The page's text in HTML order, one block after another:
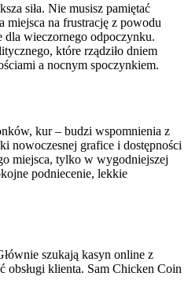
siła. Nie musisz pamiętać
miejsca na frustrację z powodu
dla wieczornego odpoczynku.
które rządziło dniem
a nocnym spoczynkiem.
kur – budzi wspomnienia z
nowoczesnej grafice i dostępności
miejsca, tylko w wygodniejszej
podniecenie, lekkie
szukają kasyn online z
obsługi klienta. Sam Chicken Coin